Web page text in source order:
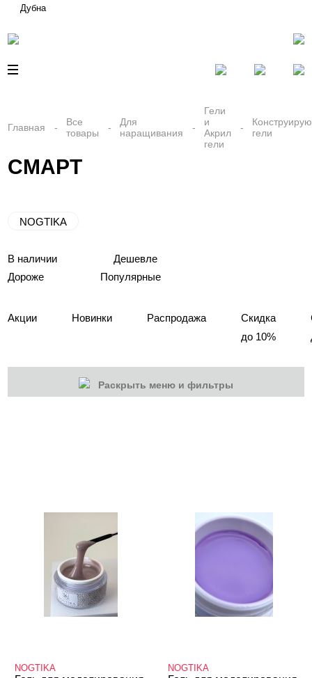
Дубна
Главная
Все
товары
Для
наращивания
Гели
и
Акрил
гели
гели
СМАРТ
NOGTIKA
В наличии
Дешевле
Дороже
Популярные
Акции Новинки Распродажа
Скидка
до 10%
Раскрыть меню и фильтры
Распродажа
Акрилы
Гель-краски
Гели и Акрил гели
Жидкие гели и полигели
NOGTIKA NOGTIKA